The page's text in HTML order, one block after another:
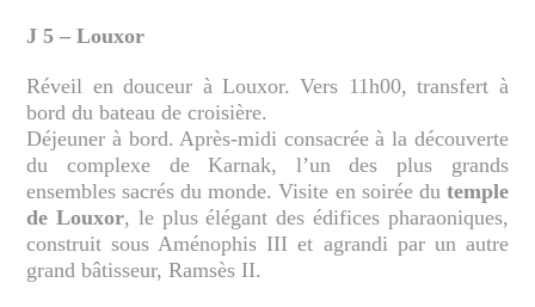
J 5 – Louxor
Réveil en douceur à Louxor. Vers 11h00, transfert à
bord du bateau de croisière.
Déjeuner à bord. Après-midi consacrée à la découverte
du complexe de Karnak, l’un des plus grands
ensembles sacrés du monde. Visite en soirée du temple
de Louxor, le plus élégant des édifices pharaoniques,
construit sous Aménophis III et agrandi par un autre
grand bâtisseur, Ramsès II.